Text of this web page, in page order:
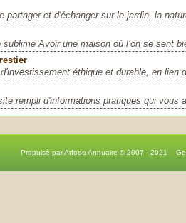
partager et d'échanger sur le jardin, la
Avoir une maison où l’on se sent
éthique et durable, en lien
rempli d'informations pratiques qui vous
Propulsé par Arfooo Annuaire © 2007 - 2021